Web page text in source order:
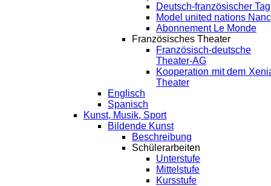
Deutsch-französischer Tag
Model united nations
Abonnement Le Monde
Französisches Theater
Französisch-deutsche
Theater-AG
Kooperation mit dem
Theater
Englisch
Spanisch
Kunst, Musik, Sport
Bildende Kunst
Beschreibung
Schülerarbeiten
Unterstufe
Mittelstufe
Kursstufe